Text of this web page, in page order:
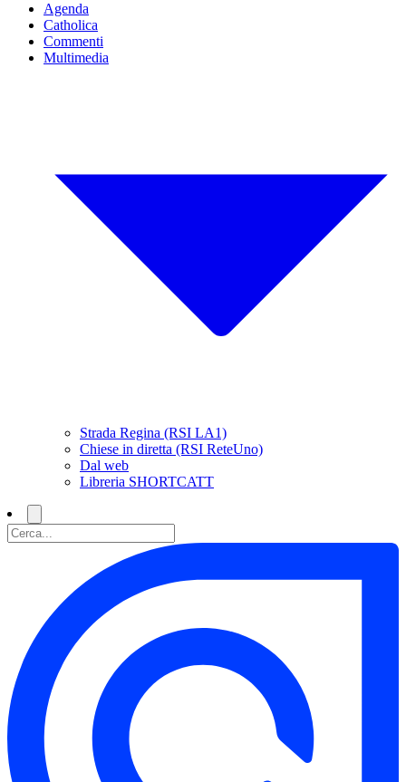
Agenda
Catholica
Commenti
Multimedia
Strada Regina (RSI LA1)
Chiese in diretta (RSI ReteUno)
Dal web
Libreria SHORTCATT